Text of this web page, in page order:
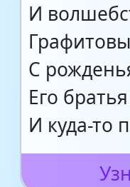
И
С
Его
И куда-то